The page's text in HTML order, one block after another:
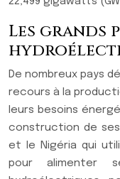
Les grands
De nombreux pays
recours à la
leurs besoins
construction de
et le Nigéria qui
pour alimenter